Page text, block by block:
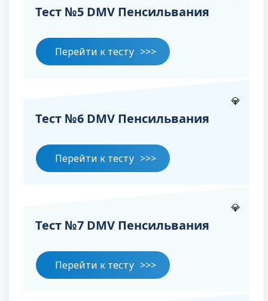
Тест №5 DMV Пенсильвания
Перейти к тесту
💎
Тест №6 DMV Пенсильвания
Перейти к тесту
💎
Тест №7 DMV Пенсильвания
Перейти к тесту